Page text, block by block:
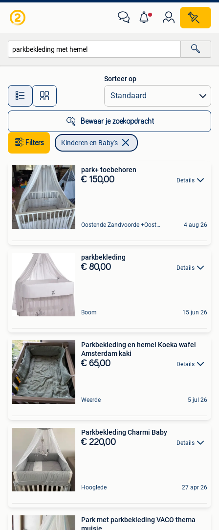
Alle afstanden…
Sorteer op
Bewaar je zoekopdracht
Filters Kinderen en Baby's
park+ toebehoren
€ 150,00 Details
Oostende Zandvoorde +Oostende 4 aug 26
parkbekleding
€ 80,00 Details
Boom 15 jun 26
Parkbekleding en hemel Koeka wafel
Amsterdam kaki
€ 65,00 Details
Weerde 5 jul 26
Parkbekleding Charmi Baby
€ 220,00 Details
Hooglede 27 apr 26
Park met parkbekleding VACO thema